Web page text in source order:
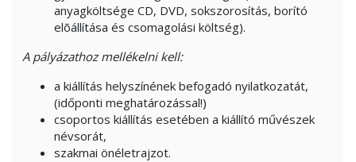
anyagköltsége CD, DVD, sokszorosítás, borító
elõállítása és csomagolási költség).
A pályázathoz mellékelni kell:
a kiállítás helyszínének befogadó nyilatkozatát,
(időponti meghatározással!)
csoportos kiállítás esetében a kiállító művészek
névsorát,
szakmai önéletrajzot.